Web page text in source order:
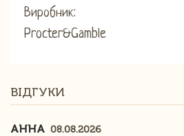
Виробник:
Procter&Gamble
ВІДГУКИ
АННА 08.08.2026